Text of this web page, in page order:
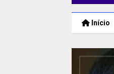
Início